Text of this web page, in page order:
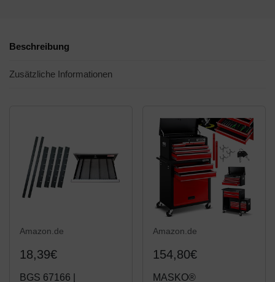
Beschreibung
Zusätzliche Informationen
Amazon.de
18,39€
BGS 67166 |
Amazon.de
154,80€
MASKO®